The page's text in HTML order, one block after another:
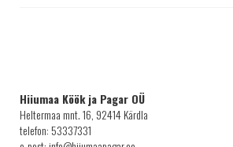
Hiiumaa Köök ja Pagar OÜ
Heltermaa mnt. 16, 92414 Kärdla
telefon: 53337331